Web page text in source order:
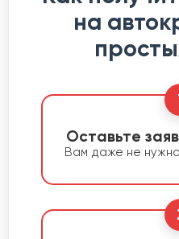
на
Оставьте
Вам даже не